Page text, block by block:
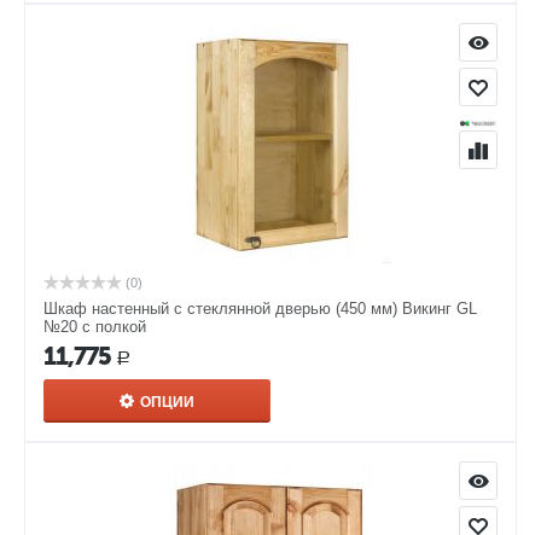
(0)
Шкаф настенный с стеклянной дверью (450 мм) Викинг GL
№20 с полкой
11,775 Р
ОПЦИИ